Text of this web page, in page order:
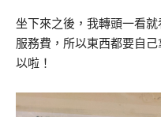
坐下來之後，我轉頭一看
服務費，所以東西都要自
以啦！